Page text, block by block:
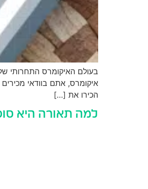
בעולם האיקומרס התחרותי
איקומרס, אתם בוודאי
הכירו את […]
למה תאורה היא